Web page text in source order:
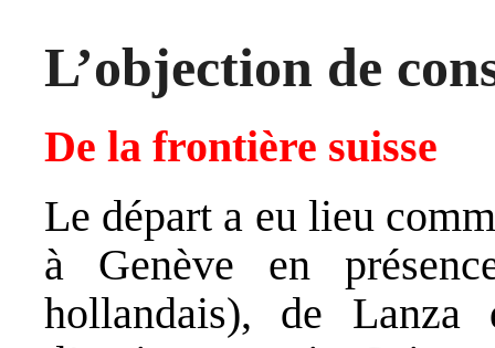
L’objection de
De la frontière suisse
Le départ a eu lieu
à Genève en
hollandais), de Lanza